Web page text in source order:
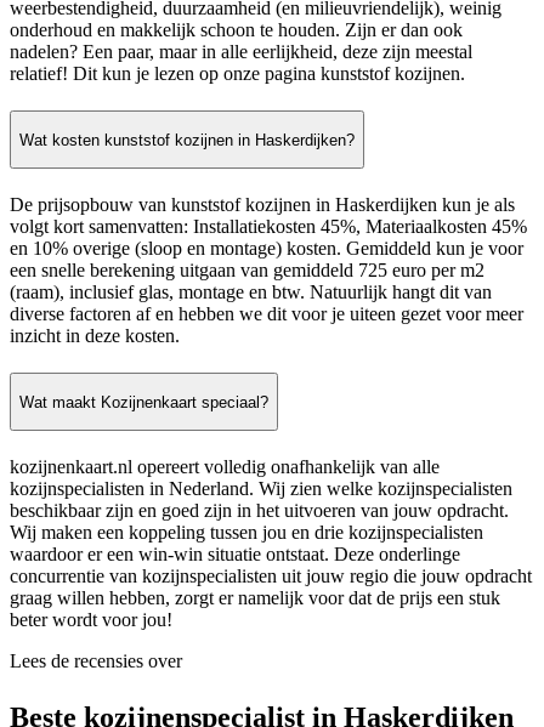
weerbestendigheid, duurzaamheid (en milieuvriendelijk), weinig
onderhoud en makkelijk schoon te houden. Zijn er dan ook
nadelen? Een paar, maar in alle eerlijkheid, deze zijn meestal
relatief! Dit kun je lezen op onze pagina kunststof kozijnen.
Wat kosten kunststof kozijnen in Haskerdijken?
De prijsopbouw van kunststof kozijnen in Haskerdijken kun je als
volgt kort samenvatten: Installatiekosten 45%, Materiaalkosten 45%
en 10% overige (sloop en montage) kosten. Gemiddeld kun je voor
een snelle berekening uitgaan van gemiddeld 725 euro per m2
(raam), inclusief glas, montage en btw. Natuurlijk hangt dit van
diverse factoren af en hebben we dit voor je uiteen gezet voor meer
inzicht in deze kosten.
Wat maakt Kozijnenkaart speciaal?
kozijnenkaart.nl opereert volledig onafhankelijk van alle
kozijnspecialisten in Nederland. Wij zien welke kozijnspecialisten
beschikbaar zijn en goed zijn in het uitvoeren van jouw opdracht.
Wij maken een koppeling tussen jou en drie kozijnspecialisten
waardoor er een win-win situatie ontstaat. Deze onderlinge
concurrentie van kozijnspecialisten uit jouw regio die jouw opdracht
graag willen hebben, zorgt er namelijk voor dat de prijs een stuk
beter wordt voor jou!
Lees de recensies over
Beste kozijnenspecialist in Haskerdijken